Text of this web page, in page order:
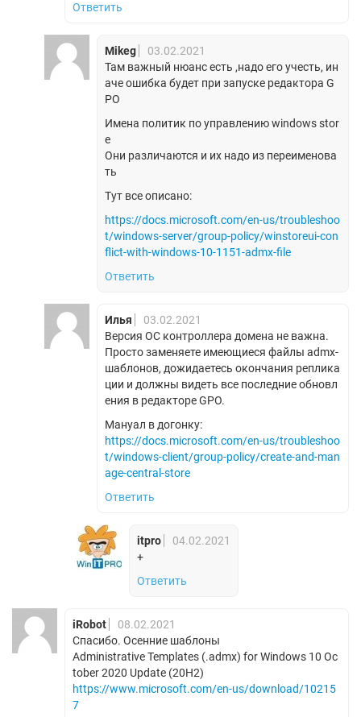
Ответить
Mikeg
03.02.2021
Там важный нюанс есть ,надо его учесть, ин
аче ошибка будет при запуске редактора G
PO
Имена политик по управлению windows stor
e
Они различаются и их надо из переименова
ть
Тут все описано:
https://docs.microsoft.com/en-us/troubleshoo
t/windows-server/group-policy/winstoreui-con
flict-with-windows-10-1151-admx-file
Ответить
Илья
03.02.2021
Версия ОС контроллера домена не важна.
Просто заменяете имеющиеся файлы admx-
шаблонов, дожидаетесь окончания реплика
ции и должны видеть все последние обновл
ения в редакторе GPO.
Мануал в догонку:
https://docs.microsoft.com/en-us/troubleshoo
t/windows-client/group-policy/create-and-man
age-central-store
Ответить
itpro
04.02.2021
+
Ответить
iRobot
08.02.2021
Спасибо. Осенние шаблоны
Administrative Templates (.admx) for Windows 10 Oc
tober 2020 Update (20H2)
https://www.microsoft.com/en-us/download/10215
7